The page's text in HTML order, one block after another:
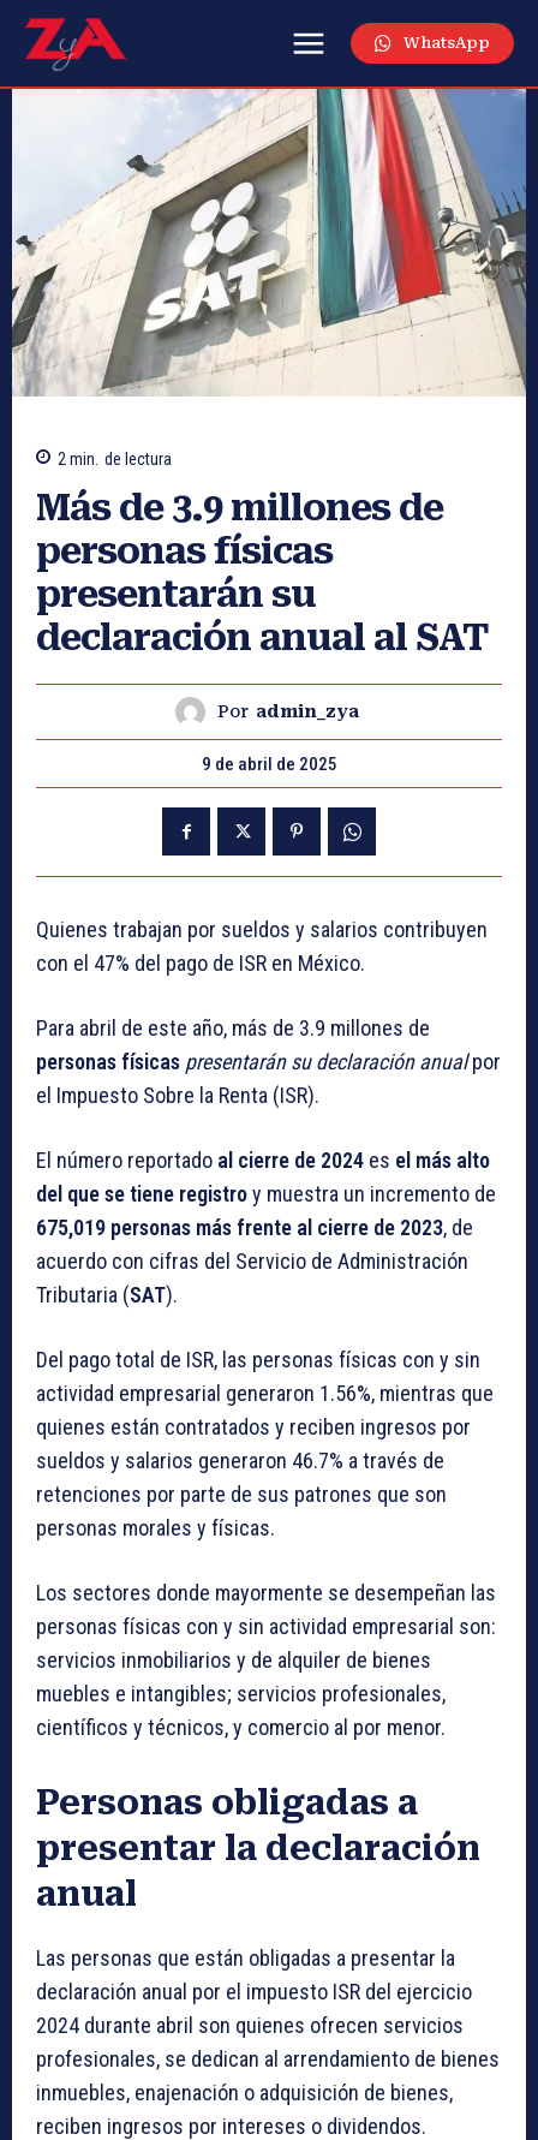
WhatsApp
2 min. de lectura
Más de 3.9 millones de
personas físicas
presentarán su
declaración anual al SAT
Por admin_zya
9 de abril de 2025
Quienes trabajan por sueldos y salarios contribuyen
con el 47% del pago de ISR en México.
Para abril de este año, más de 3.9 millones de
personas físicas presentarán su declaración anualpor
el Impuesto Sobre la Renta (ISR).
El número reportado al cierre de 2024 es el más alto
del que se tiene registroy muestra un incremento de
675,019 personas más frente al cierre de 2023, de
acuerdo con cifras del Servicio de Administración
Tributaria (SAT).
Del pago total de ISR, las personas físicas con y sin
actividad empresarial generaron 1.56%, mientras que
quienes están contratados y reciben ingresos por
sueldos y salarios generaron 46.7% a través de
retenciones por parte de sus patrones que son
personas morales y físicas.
Los sectores donde mayormente se desempeñan las
personas físicas con y sin actividad empresarial son:
servicios inmobiliarios y de alquiler de bienes
muebles e intangibles; servicios profesionales,
científicos y técnicos, y comercio al por menor.
Personas obligadas a
presentar la declaración
anual
Las personas que están obligadas a presentar la
declaración anual por el impuesto ISR del ejercicio
2024 durante abril son quienes ofrecen servicios
profesionales, se dedican al arrendamiento de bienes
inmuebles, enajenación o adquisición de bienes,
reciben ingresos por intereses o dividendos.